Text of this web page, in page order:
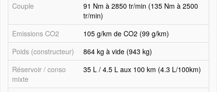
Couple
91 Nm à 2850 tr/min (135 Nm à 2500
tr/min)
Emissions CO2
105 g/km de CO2 (99 g/km)
Poids (constructeur)
864 kg à vide (943 kg)
Réservoir / conso
mixte
35 L / 4.5 L aux 100 km (4.3 L/100km)